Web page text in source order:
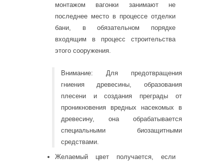
монтажом вагонки занимают не
последнее место в процессе отделки
бани, в обязательном порядке
входящим в процесс строительства
этого сооружения.
Внимание: Для предотвращения
гниения древесины, образования
плесени и создания преграды от
проникновения вредных насекомых в
древесину, она обрабатывается
специальными биозащитными
средствами.
Желаемый цвет получается, если